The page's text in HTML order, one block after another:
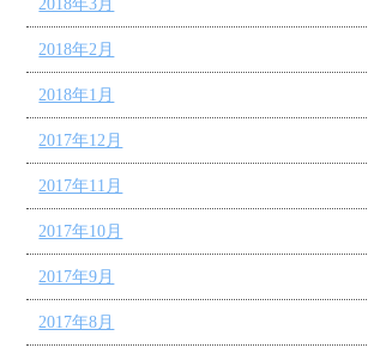
2018年3月
2018年2月
2018年1月
2017年12月
2017年11月
2017年10月
2017年9月
2017年8月